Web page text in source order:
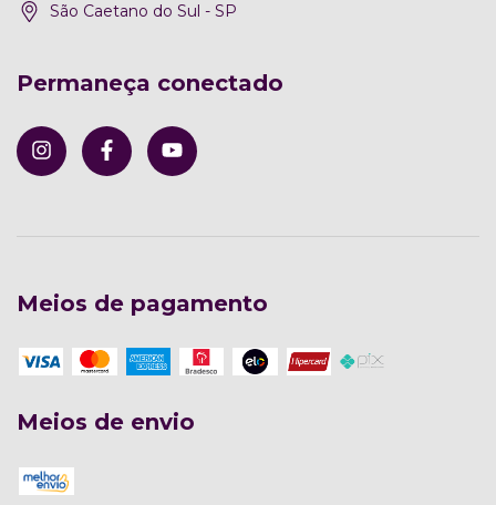
São Caetano do Sul - SP
Permaneça conectado
Meios de pagamento
Meios de envio